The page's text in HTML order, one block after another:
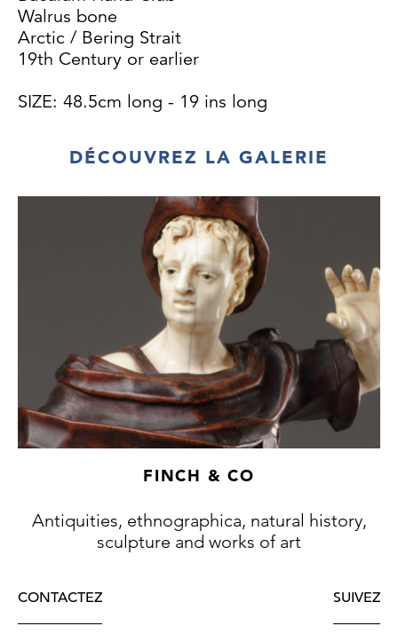
Walrus bone
Arctic / Bering Strait
19th Century or earlier
SIZE: 48.5cm long - 19 ins long
DÉCOUVREZ LA GALERIE
FINCH & CO
Antiquities, ethnographica, natural history,
sculpture and works of art
CONTACTEZ SUIVEZ